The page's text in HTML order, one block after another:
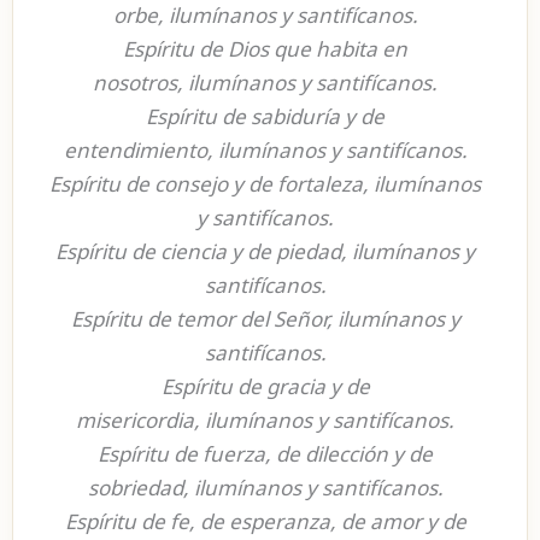
orbe, ilumínanos y santifícanos.
Espíritu de Dios que habita en
nosotros, ilumínanos y santifícanos.
Espíritu de sabiduría y de
entendimiento, ilumínanos y santifícanos.
Espíritu de consejo y de fortaleza, ilumínanos
y santifícanos.
Espíritu de ciencia y de piedad, ilumínanos y
santifícanos.
Espíritu de temor del Señor, ilumínanos y
santifícanos.
Espíritu de gracia y de
misericordia, ilumínanos y santifícanos.
Espíritu de fuerza, de dilección y de
sobriedad, ilumínanos y santifícanos.
Espíritu de fe, de esperanza, de amor y de